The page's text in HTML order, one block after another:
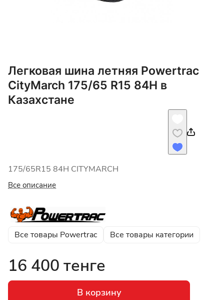
Легковая шина летняя Powertrac
CityMarch 175/65 R15 84H в
Казахстане
175/65R15 84H CITYMARCH
Все описание
Все товары Powertrac Все товары категории
16 400 тенге
В корзину